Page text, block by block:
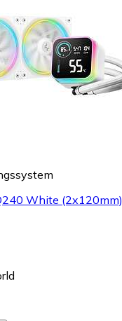
White (2x120mm)